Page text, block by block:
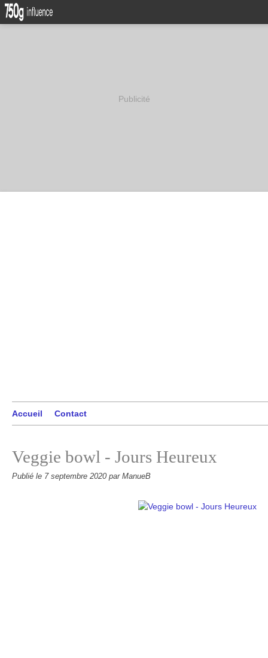
Publicité
Accueil Contact
Veggie bowl - Jours Heureux
Publié le 7 septembre 2020 par ManueB